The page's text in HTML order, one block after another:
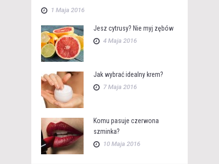
1 Maja 2016
Jesz cytrusy? Nie myj zębów
4 Maja 2016
Jak wybrać idealny krem?
7 Maja 2016
Komu pasuje czerwona
szminka?
10 Maja 2016